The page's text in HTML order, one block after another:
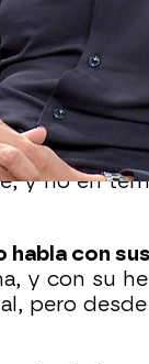
Ostos ha
toda la
Ostos
dos años
quele da
y no en
habla con
y con su
pero